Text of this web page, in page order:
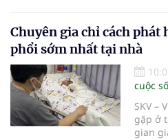
Chuyên gia chỉ cách phát
phổi sớm nhất tại nhà
cuộc
SKV –
gặp ở
gian